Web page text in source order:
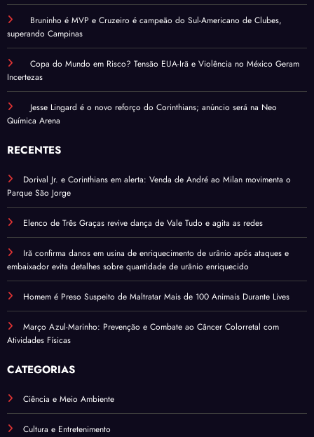
Bruninho é MVP e Cruzeiro é campeão do Sul-Americano de Clubes,
superando Campinas
Copa do Mundo em Risco? Tensão EUA-Irã e Violência no México Geram
Incertezas
Jesse Lingard é o novo reforço do Corinthians; anúncio será na Neo
Química Arena
RECENTES
Dorival Jr. e Corinthians em alerta: Venda de André ao Milan movimenta o
Parque São Jorge
Elenco de Três Graças revive dança de Vale Tudo e agita as redes
Irã confirma danos em usina de enriquecimento de urânio após ataques e
embaixador evita detalhes sobre quantidade de urânio enriquecido
Homem é Preso Suspeito de Maltratar Mais de 100 Animais Durante Lives
Março Azul-Marinho: Prevenção e Combate ao Câncer Colorretal com
Atividades Físicas
CATEGORIAS
Ciência e Meio Ambiente
Cultura e Entretenimento